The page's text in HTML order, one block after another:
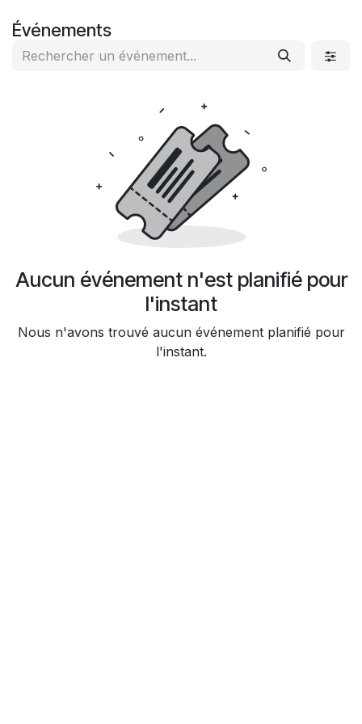
Événements
Aucun événement n'est planifié pour
l'instant
Nous n'avons trouvé aucun événement planifié pour
l'instant.